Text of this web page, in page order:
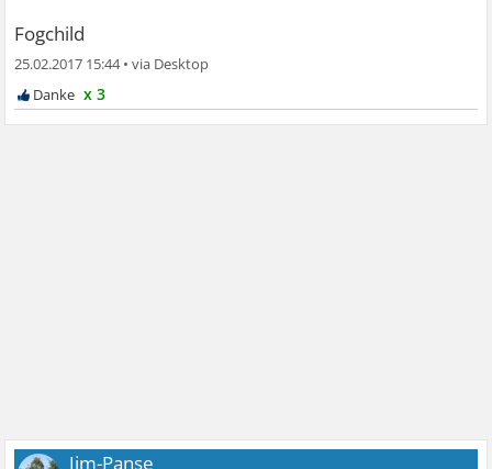
Fogchild
25.02.2017 15:44•
x 3
Jim-Panse